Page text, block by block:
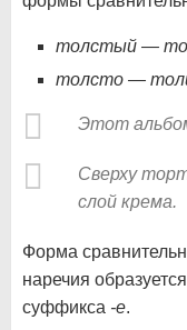
толстый —
толсто —
Этот
Сверху
слой крема.
Форма
наречия
суффикса -е.